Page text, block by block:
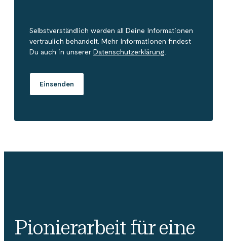
Selbstverständlich werden all Deine Informationen
vertraulich behandelt. Mehr Informationen findest
Du auch in unserer Datenschutzerklärung.
Pionierarbeit für eine